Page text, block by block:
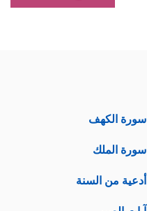
سورة الكهف
سورة الملك
أدعية من السنة